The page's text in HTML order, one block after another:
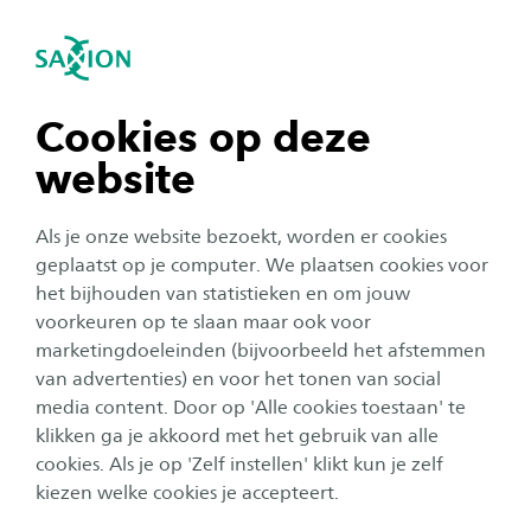
Cookies op deze
website
Als je onze website bezoekt, worden er cookies
geplaatst op je computer. We plaatsen cookies voor
het bijhouden van statistieken en om jouw
voorkeuren op te slaan maar ook voor
marketingdoeleinden (bijvoorbeeld het afstemmen
van advertenties) en voor het tonen van social
media content. Door op 'Alle cookies toestaan' te
klikken ga je akkoord met het gebruik van alle
cookies. Als je op 'Zelf instellen' klikt kun je zelf
kiezen welke cookies je accepteert.
Navigatie openen
tonen
tonen
tonen
tonen
sluiten
Nieuws
Alle categorieën
SaxionTV
Publicatiedatum:
14 februari 2023
Video: Collega’s verrassen elkaar op
Valentijnsdag: ‘Leuk om echt gewaardeerd te
worden’
Corporate
Publicatiedatum:
1 juli 2020